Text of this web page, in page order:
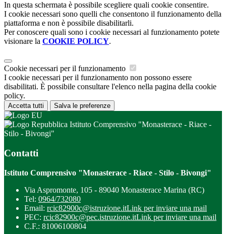
In questa schermata è possibile scegliere quali cookie consentire.
I cookie necessari sono quelli che consentono il funzionamento della
piattaforma e non è possibile disabilitarli.
Per conoscere quali sono i cookie necessari al funzionamento potete
visionare la COOKIE POLICY.
Cookie necessari per il funzionamento
I cookie necessari per il funzionamento non possono essere
disabilitati. È possibile consultare l'elenco nella pagina della cookie
policy.
Accetta tutti Salva le preferenze
Istituto Comprensivo "Monasterace - Riace -
Stilo - Bivongi"
Contatti
Istituto Comprensivo "Monasterace - Riace - Stilo - Bivongi"
Via Aspromonte, 105 - 89040 Monasterace Marina (RC)
Tel: 0964/732080
Email: rcic82900c@istruzione.itLink per inviare una mail
PEC: rcic82900c@pec.istruzione.itLink per inviare una mail
C.F.: 81006100804